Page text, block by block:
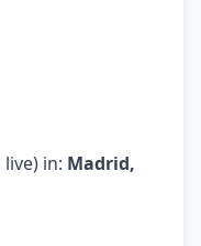
in: Madrid,